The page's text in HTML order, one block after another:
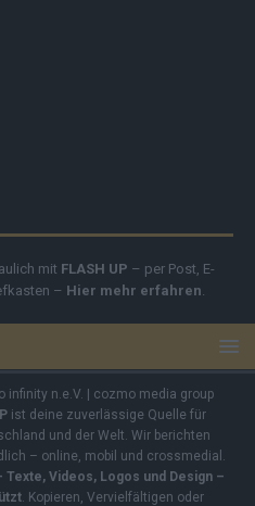
mit FLASH UP – per Post, E-
– Hier mehr erfahren
n.e.V. | cozmo media group
ist deine zuverlässige Quelle für
und der Welt. Wir berichten
– online, mobil und crossmedial.
Videos, Logos und Design –
. Kopieren, Vervielfältigen oder